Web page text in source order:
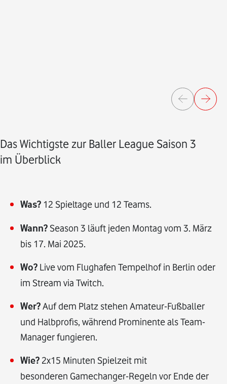
Das Wichtigste zur Baller League Saison 3
im Überblick
Was? 12 Spieltage und 12 Teams.
Wann? Season 3 läuft jeden Montag vom 3. März
bis 17. Mai 2025.
Wo? Live vom Flughafen Tempelhof in Berlin oder
im Stream via Twitch.
Wer?Auf dem Platz stehen Amateur-Fußballer
und Halbprofis, während Prominente als Team-
Manager fungieren.
Wie? 2x15 Minuten Spielzeit mit
besonderen Gamechanger-Regeln vor Ende der